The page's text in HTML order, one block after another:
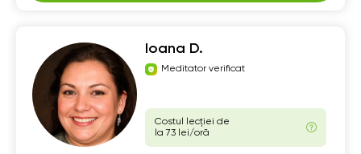
Ioana D.
Meditator verificat
Costul lecției de
la 73 lei/oră